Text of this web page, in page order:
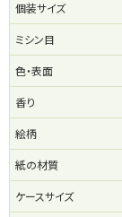
個装サイズ
ミシン目
色・表面
香り
絵柄
紙の材質
ケースサイズ